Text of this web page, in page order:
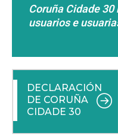
Coruña Cidade
usuarios e
DECLARACIÓN
DE CORUÑA
CIDADE 30